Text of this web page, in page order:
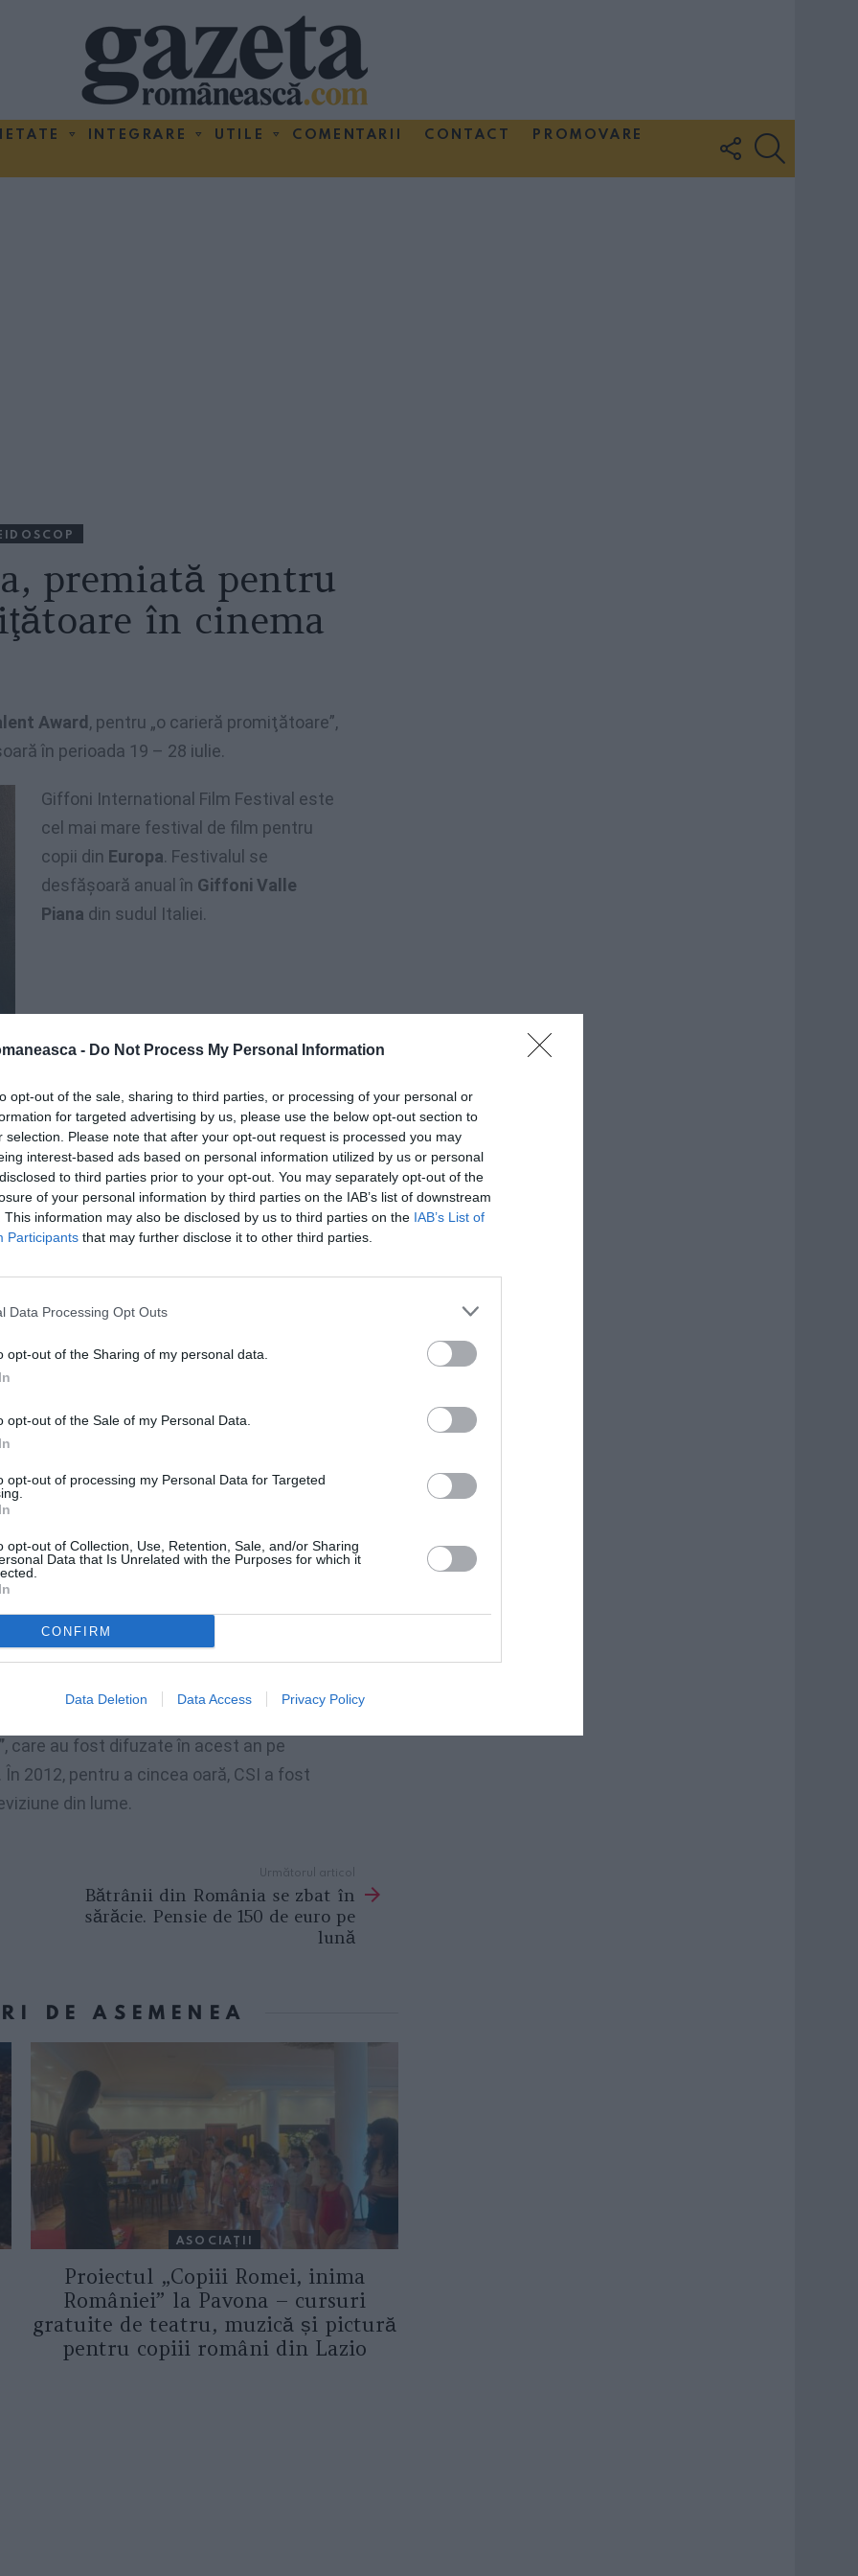
- Do Not Process My Personal Information
opt-out of the sale, sharing to third parties, or processing of your personal or
for targeted advertising by us, please use the below opt-out section to
selection. Please note that after your opt-out request is processed you may
interest-based ads based on personal information utilized by us or personal
to third parties prior to your opt-out. You may separately opt-out of the
of your personal information by third parties on the IAB’s list of downstream
This information may also be disclosed by us to third parties on the IAB’s List of
Participants that may further disclose it to other third parties.
Data Processing Opt Outs
opt-out of the Sharing of my personal data.
opt-out of the Sale of my Personal Data.
opt-out of processing my Personal Data for Targeted
opt-out of Collection, Use, Retention, Sale, and/or Sharing
Data that Is Unrelated with the Purposes for which it
CONFIRM
Data Deletion Data Access Privacy Policy
INTEGRARE UTILE COMENTARII CONTACT
PROMOVARE
FOLLOW
US
premiată pentru
în cinema
Award , pentru „o carieră promiţătoare”,
în perioada 19 – 28 iulie.
Giffoni International Film Festival este
cel mai mare festival de film pentru
copii din Europa. Festivalul se
desfăşoară anual în Giffoni Valle
Piana din sudul Italiei.
1985
stadionului din Iaşi, după o sesiune de
De atunci, ea a devenit un
creaţii vestimentare pentru mari
sale
Catrinel Menghia, joacă rolul
Lo Cascio, prezentat la Festivalul de Film
De asemenea, ea a jucat, în 2011, în
„Tutti i rumori del mare”
, ambele
Menghia a jucat în două episoade
, care au fost difuzate în acest an pe
2012, pentru a cincea oară, CSI a fost
din lume.
Următorul articol
Bătrânii din România se zbat în
sărăcie. Pensie de 150 de euro pe
lună
DE ASEMENEA
ASOCIAŢII
Proiectul „Copiii Romei, inima
României” la Pavona – cursuri
gratuite de teatru, muzică și pictură
pentru copiii români din Lazio